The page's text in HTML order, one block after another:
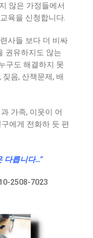
않은 가정들에서
육을 신청합니다.
사들 보다 더 비싸
권유하지도 않는
구도 해결하지 못
음, 산책문제, 배
가족, 이웃이 어
에게 전화하 듯 편
다릅니다…”
2508-7023